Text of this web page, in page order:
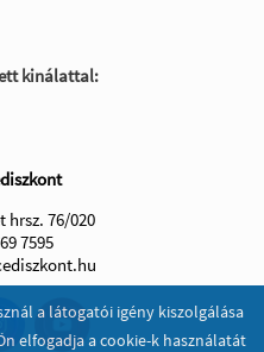
a látogatói igény kiszolgálása
elfogadja a cookie-k használatát
kinálattal:
hrsz. 76/020
7595